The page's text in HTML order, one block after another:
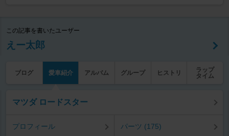
この記事を書いたユーザー
えー太郎
ブログ 愛車紹介 アルバム グループ ヒストリ
ラップ
タイム
マツダ ロードスター
プロフィール パーツ (175)